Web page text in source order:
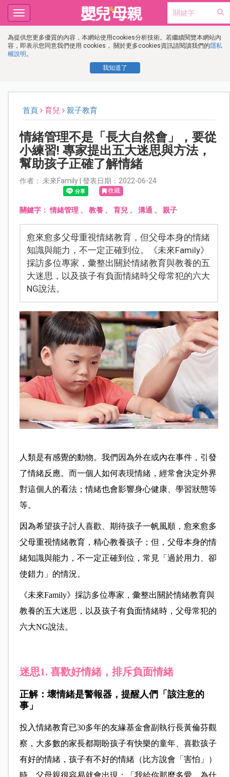
為提供您更多優質的內容，本網站使用cookies分析技術。若繼續閱覽本網站內
容，即表示您同意我們使用 cookies， 關於更多cookies資訊請閱讀我們的隱私
權說明 。
我知道了
Toggle
navigation
首頁 育兒 親子教育
情緒管理不是「長大自然會」，要從
小練習! 專家提出五大迷思與方法，
幫助孩子正確了解情緒
作者： 未來Family | 發表日期：2022-06-24
收藏
關鍵字：情緒管理、 教養、 育兒、 溝通 、 親子
愈來愈多父母重視情緒教育，但父母本身的情緒
知識與能力，不一定正確到位。《未來Family》
採訪多位專家，彙整出關於情緒教育與教養的五
大迷思，以及孩子有負面情緒時父母常犯的六大
NG說法。
人類是有感覺的動物。我們因為外在或內在事件，引發
了情緒反應。而一個人如何表現情緒，經常會決定外界
對這個人的看法；情緒也會影響身心健康、學習狀態等
等。
因為希望孩子討人喜歡、期待孩子一帆風順，愈來愈多
父母重視情緒教育，精心教養孩子；但，父母本身的情
緒知識與能力，不一定正確到位，常見「過於用力、卻
使錯力」的情況。
《未來Family》採訪多位專家，彙整出關於情緒教育與
教養的五大迷思，以及孩子有負面情緒時，父母常犯的
六大NG說法。
迷思1. 喜歡好情緒，排斥負面情緒
正解：壞情緒是警報器，提醒人們「該注意的
事」
投入情緒教育已30多年的友緣基金會副執行長黃倫芬觀
察，大多數的家長都期盼孩子有快樂的童年、喜歡孩子
有好的情緒，孩子有不好的情緒（比方說會「害怕」）